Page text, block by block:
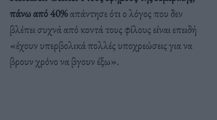
πάνω από 40%απάντησε ότι ο λόγος που δεν
βλέπει συχνά από κοντά τους φίλους είναι επειδή
«έχουν υπερβολικά πολλές υποχρεώσεις για να
βρουν χρόνο να βγουν έξω».